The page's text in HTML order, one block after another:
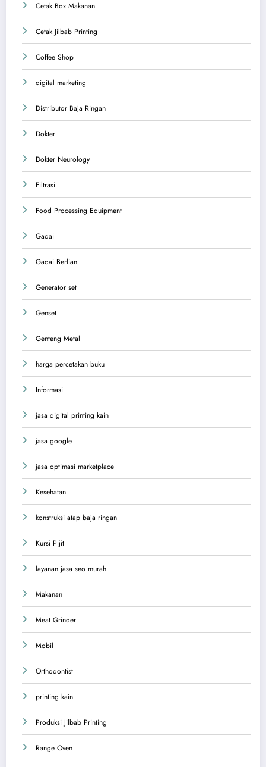
Cetak Box Makanan
Cetak Jilbab Printing
Coffee Shop
digital marketing
Distributor Baja Ringan
Dokter
Dokter Neurology
Filtrasi
Food Processing Equipment
Gadai
Gadai Berlian
Generator set
Genset
Genteng Metal
harga percetakan buku
Informasi
jasa digital printing kain
jasa google
jasa optimasi marketplace
Kesehatan
konstruksi atap baja ringan
Kursi Pijit
layanan jasa seo murah
Makanan
Meat Grinder
Mobil
Orthodontist
printing kain
Produksi Jilbab Printing
Range Oven